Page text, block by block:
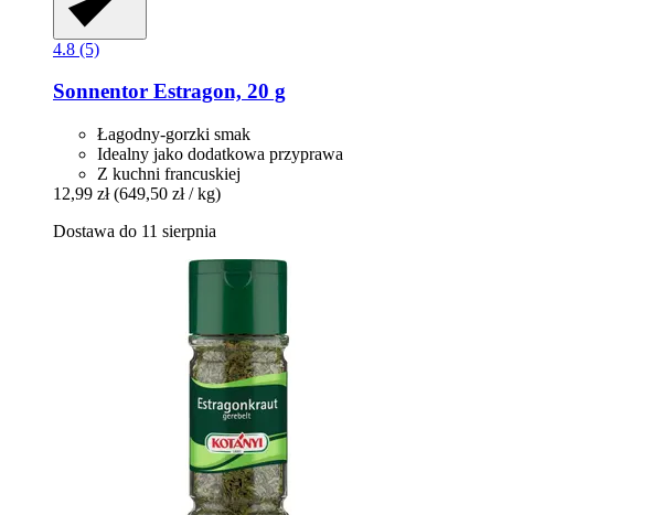
4.8 (5)
Sonnentor Estragon, 20 g
Łagodny-gorzki smak
Idealny jako dodatkowa przyprawa
Z kuchni francuskiej
12,99 zł (649,50 zł / kg)
Dostawa do 11 sierpnia